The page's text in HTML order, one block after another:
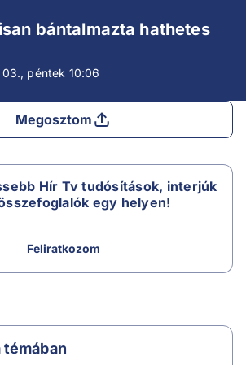
bántalmazta hathetes
péntek 10:06
Megosztom
Hír Tv tudósítások, interjúk
egy helyen!
Feliratkozom
témában